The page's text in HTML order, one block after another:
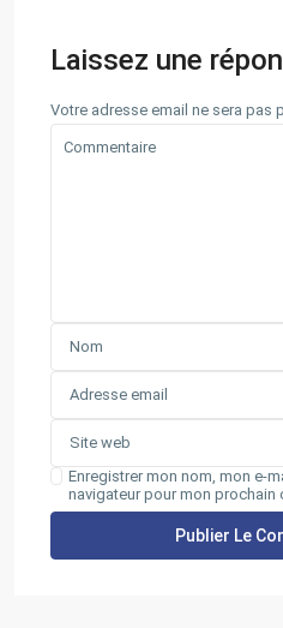
Laissez une
Votre adresse email ne sera pas
Enregistrer mon nom, mon e-
navigateur pour mon prochain